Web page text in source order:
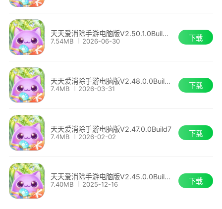
梦境之旅中，风格百变的萌系宠物是你的强大
助力。享受宠物的陪伴，活用宠物的技能来过关
吧!幸运的消除师们或许能吸引到承载月光之力的
强大月亮宠哦!
【消除塔防】
碍，在浣熊周边消除削弱敌人，巧用植物炮台的力
量，千万要守住家的安宁!消除+塔防的创新玩法，
【国民IP】
天天爱消除手游电脑版V2.50.1.0Build15
7.54MB 2026-06-30 下载
天天爱消除手游电脑版V2.48.0.0Build8
7.4MB 2026-03-31 下载
天天爱消除手游电脑版V2.47.0.0Build7
7.4MB 2026-02-02 下载
天天爱消除手游电脑版V2.45.0.0Build7
7.40MB 2025-12-16 下载